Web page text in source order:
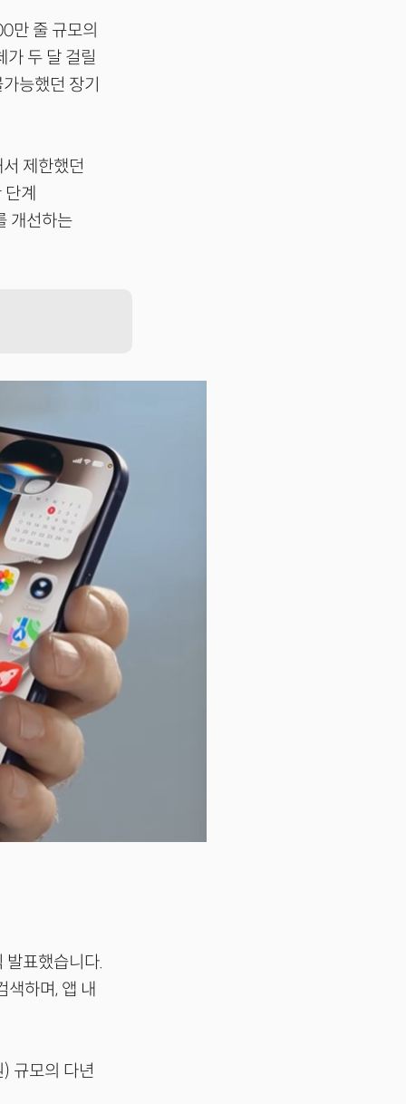
만 줄 규모의
두 달 걸릴
능했던 장기
제한했던
계
개선하는
발표했습니다.
색하며, 앱 내
규모의 다년